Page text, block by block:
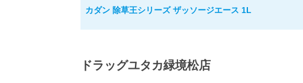
カダン 除草王シリーズ ザッソージエース 1L
ドラッグユタカ緑境松店